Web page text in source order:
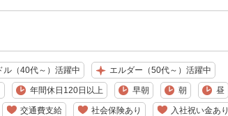
ル（40代～）活躍中 エルダー（50代～）活躍中
年間休日120日以上 早朝 朝 昼
交通費支給 社会保険あり 入社祝い金あり